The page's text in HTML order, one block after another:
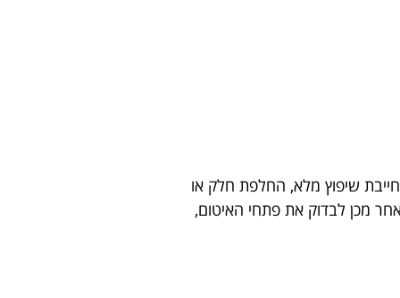
שיפוץ מלא, החלפת חלק או
מכן לבדוק את פתחי האיטום,